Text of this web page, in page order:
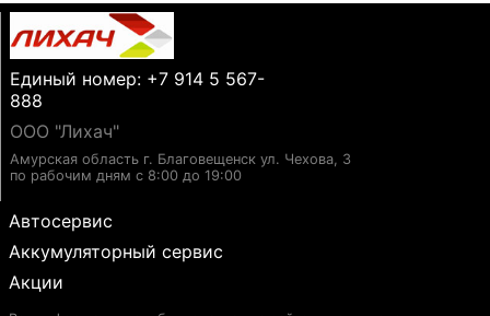
Единый номер: +7 914 5 567-
888
ООО "Лихач"
Амурская область г. Благовещенск ул. Чехова, 3
по рабочим дням с 8:00 до 19:00
Автосервис
Аккумуляторный сервис
Акции